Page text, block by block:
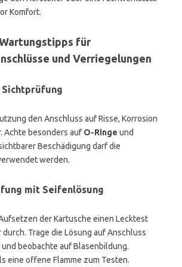
Komfort.
für
und Verriegelungen
den Anschluss auf Risse, Korrosion
Achte besonders auf O-Ringe und
Beschädigung darf die
werden.
mit Seifenlösung
der Kartusche einen Lecktest
Trage die Lösung auf Anschluss
beobachte auf Blasenbildung.
eine offene Flamme zum Testen.